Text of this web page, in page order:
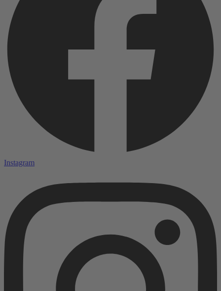
Instagram